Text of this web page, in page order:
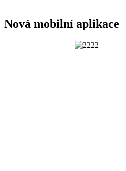
Nová mobilní aplikace